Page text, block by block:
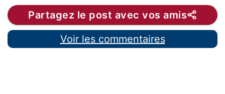
Partagez le post avec vos amis
Voir les commentaires